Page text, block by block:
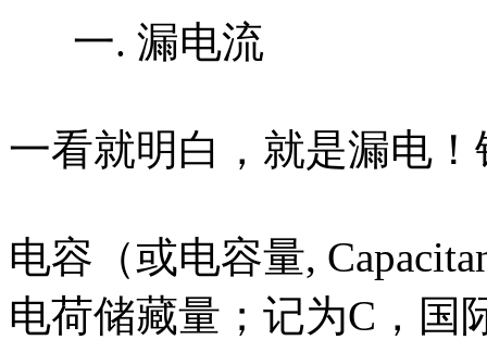
一. 漏电流
一看就明白，就是漏电
电容（或电容量,
电荷储藏量；记为C，国